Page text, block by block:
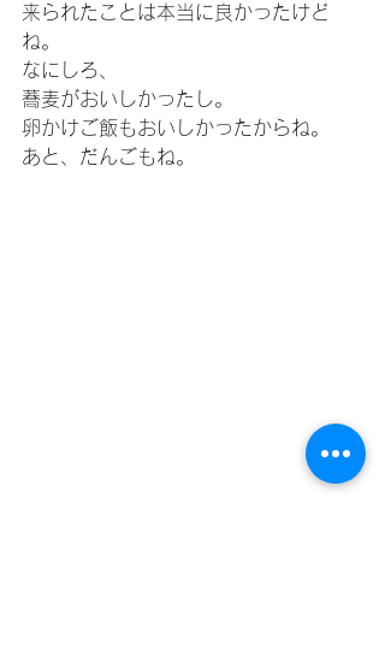
来られたことは本当に良かったけど
ね。
なにしろ、
蕎麦がおいしかったし。
卵かけご飯もおいしかったからね。
あと、だんごもね。